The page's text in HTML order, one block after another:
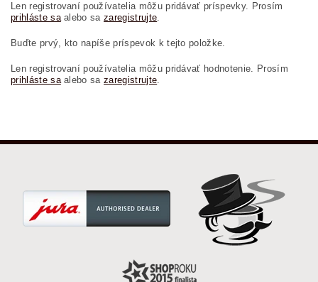
Len registrovaní používatelia môžu pridávať príspevky. Prosím
prihláste saalebo sazaregistrujte.
Buďte prvý, kto napíše príspevok k tejto položke.
Len registrovaní používatelia môžu pridávať hodnotenie. Prosím
prihláste saalebo sazaregistrujte.